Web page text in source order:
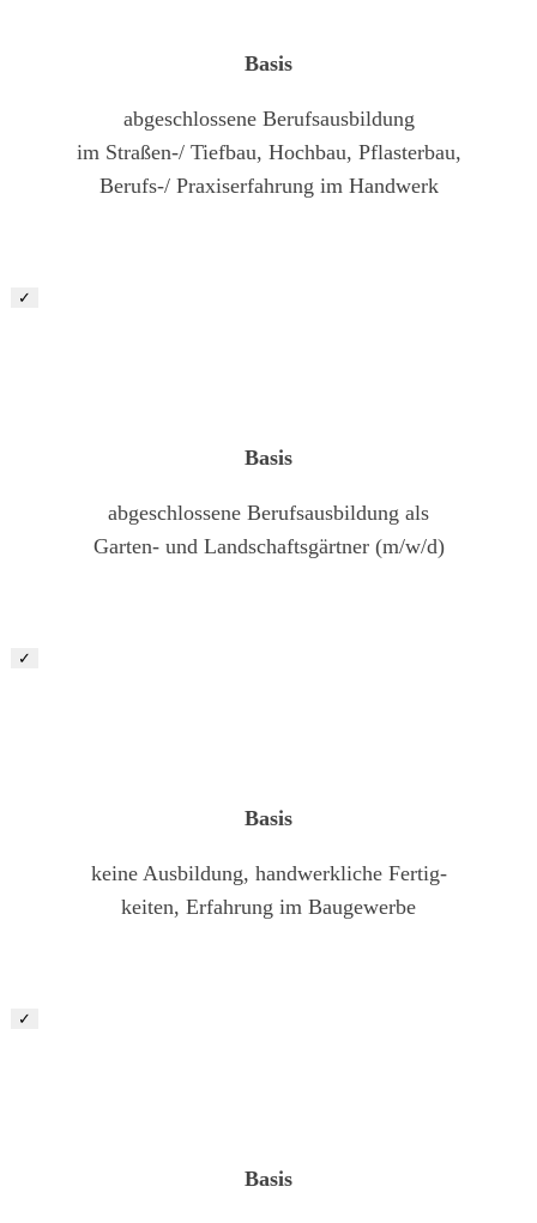
Basis
abgeschlossene Berufsausbildung
im Straßen-/ Tiefbau, Hochbau, Pflasterbau,
Berufs-/ Praxiserfahrung im Handwerk
✓
Basis
abgeschlossene Berufsausbildung als
Garten- und Landschaftsgärtner (m/w/d)
✓
Basis
keine Ausbildung, handwerkliche Fertig-
keiten, Erfahrung im Baugewerbe
✓
Basis